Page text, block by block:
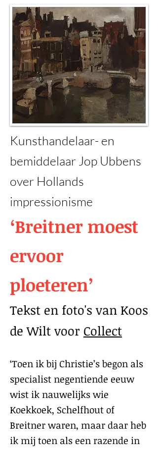
Kunsthandelaar- en
bemiddelaar Jop Ubbens
over Hollands
impressionisme
‘Breitner moest
ervoor
ploeteren’
Tekst en foto's van Koos
de Wilt voor Collect
‘Toen ik bij Christie’s begon als
specialist negentiende eeuw
wist ik nauwelijks wie
Koekkoek, Schelfhout of
Breitner waren, maar daar heb
ik mij toen als een razende in